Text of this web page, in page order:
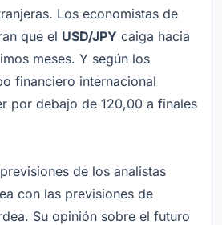
Los economistas de
que el USD/JPY caiga hacia
meses. Y según los
financiero internacional
por debajo de 120,00 a finales
de los analistas
con las previsiones de
Su opinión sobre el futuro